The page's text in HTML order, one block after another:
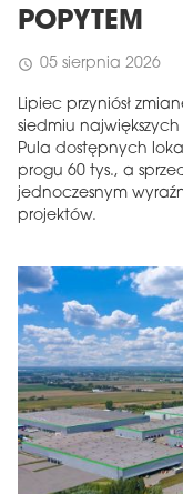
POPYTEM
schedule 05 sierpnia 2026
Lipiec przyniósł
siedmiu
Pula dostępnych
progu 60 tys., a
jednoczesnym
projektów.